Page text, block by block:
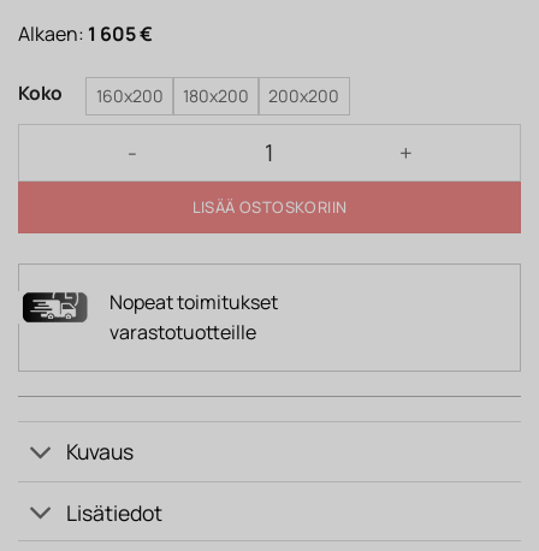
Alkaen: 1 605€
Koko 160x200 180x200 200x200
Jenkkisänky KIRSI tummanharmaa määrä
LISÄÄ OSTOSKORIIN
Nopeat toimitukset
varastotuotteille
Kuvaus
Lisätiedot